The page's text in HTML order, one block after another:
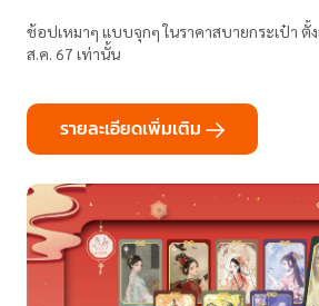
ช้อปเหมาๆ แบบจุกๆ ในราคาสบายกระเป๋า ตั้
ส.ค. 67 เท่านั้น
รายละเอียดเพิ่มเติม